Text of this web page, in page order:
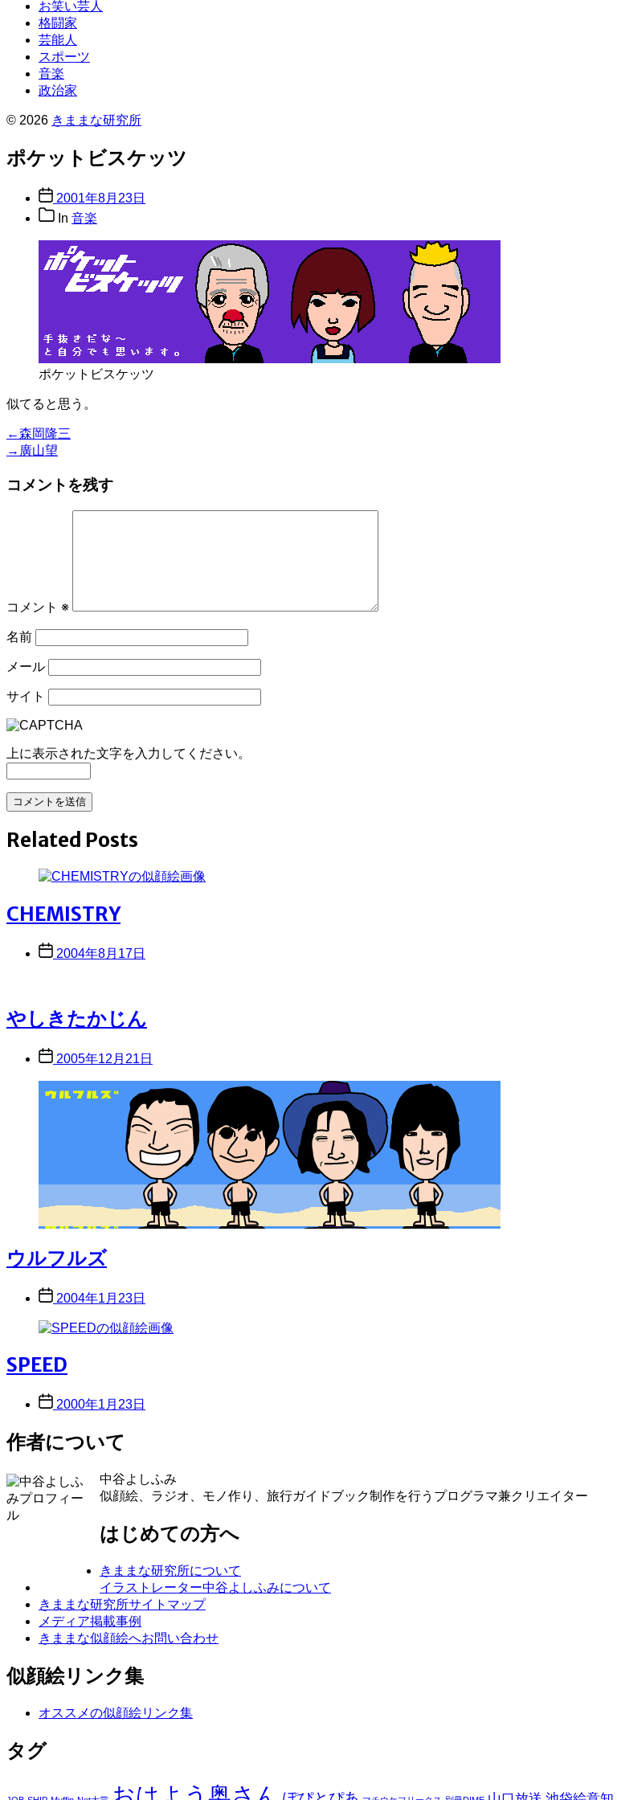
お笑い芸人
格闘家
芸能人
スポーツ
音楽
政治家
© 2026 きままな研究所
ポケットビスケッツ
Post
date
2001年8月23日
Post
categories
In 音楽
ポケットビスケッツ
似てると思う。
投
稿
ナ
ョ
ン
←Previous
post:
森岡隆三
→ Next
廣山望
コメントを残す
コメント ※
名前
メール
サイト
上に表示された文字を入力してください。
Related Posts
CHEMISTRY
Post
date
2004年8月17日
やしきたかじん
Post
date
2005年12月21日
ウルフルズ
Post
date
2004年1月23日
SPEED
Post
date
2000年1月23日
作者について
中谷よしふみ
似顔絵、ラジオ、モノ作り、旅行ガイドブック制作を行うプログラマ兼クリエイター
はじめての方へ
きままな研究所について
イラストレーター中谷よしふみについて
きままな研究所サイトマップ
メディア掲載事例
きままな似顔絵へお問い合わせ
似顔絵リンク集
オススメの似顔絵リンク集
タグ
おはよう奥さん